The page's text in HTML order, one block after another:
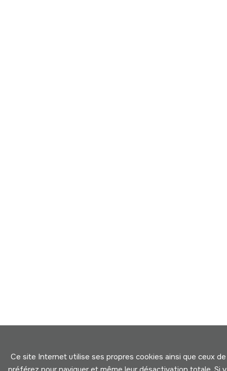
Ce site Internet utilise ses propres cookies ainsi que ceux